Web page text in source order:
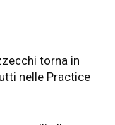
torna in
nelle Practice